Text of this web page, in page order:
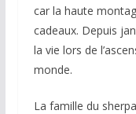
car la haute
cadeaux. Depuis
la vie lors de
monde.
La famille du